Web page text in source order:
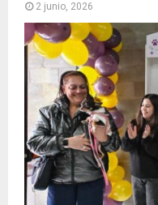
2 junio, 2026